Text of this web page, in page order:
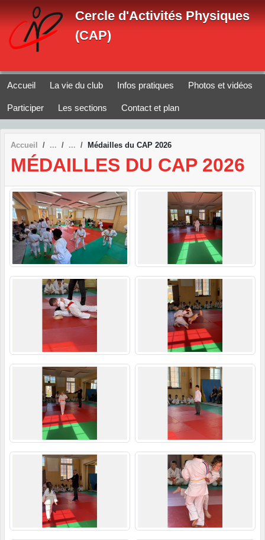
Cercle d'Activités Physiques
(CAP)
Accueil La vie du club Infos pratiques Photos et vidéos
Participer Les sections Contact et plan
Accueil Médailles du CAP 2026
MÉDAILLES DU CAP 2026
Panneau de gestion des cookies